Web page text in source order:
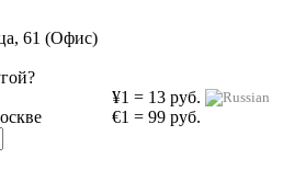
61 (Офис)
¥1 = 13 руб.
€1 = 99 руб.